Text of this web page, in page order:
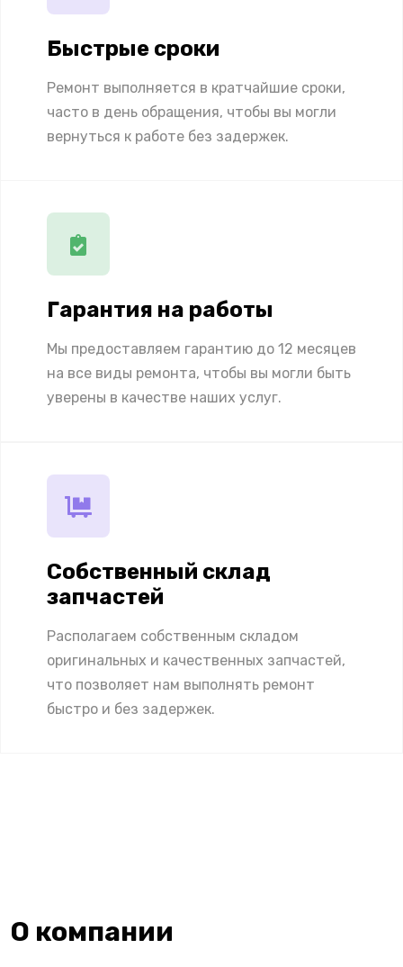
Быстрые сроки
Ремонт выполняется в кратчайшие сроки,
часто в день обращения, чтобы вы могли
вернуться к работе без задержек.
Гарантия на работы
Мы предоставляем гарантию до 12 месяцев
на все виды ремонта, чтобы вы могли быть
уверены в качестве наших услуг.
Собственный склад
запчастей
Располагаем собственным складом
оригинальных и качественных запчастей,
что позволяет нам выполнять ремонт
быстро и без задержек.
О компании